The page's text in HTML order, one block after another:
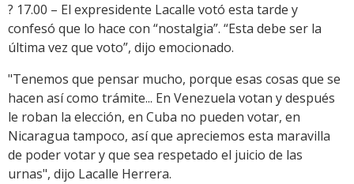
? 17.00 – El expresidente Lacalle votó esta tarde y
confesó que lo hace con “nostalgia”. “Esta debe ser la
última vez que voto”, dijo emocionado.
"Tenemos que pensar mucho, porque esas cosas que se
hacen así como trámite... En Venezuela votan y después
le roban la elección, en Cuba no pueden votar, en
Nicaragua tampoco, así que apreciemos esta maravilla
de poder votar y que sea respetado el juicio de las
urnas", dijo Lacalle Herrera.